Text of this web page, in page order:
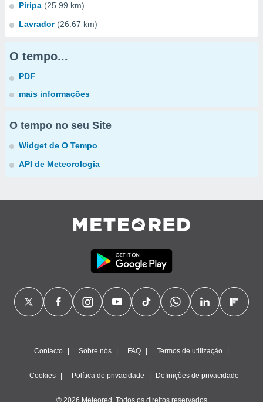
Piripa (25.99 km)
Lavrador (26.67 km)
O tempo...
PDF
mais informações
O tempo no seu Site
Widget de O Tempo
API de Meteorologia
Contacto Sobre nós FAQ Termos de utilização
Cookies Política de privacidade Definições de privacidade
© 2026 Meteored. Todos os direitos reservados